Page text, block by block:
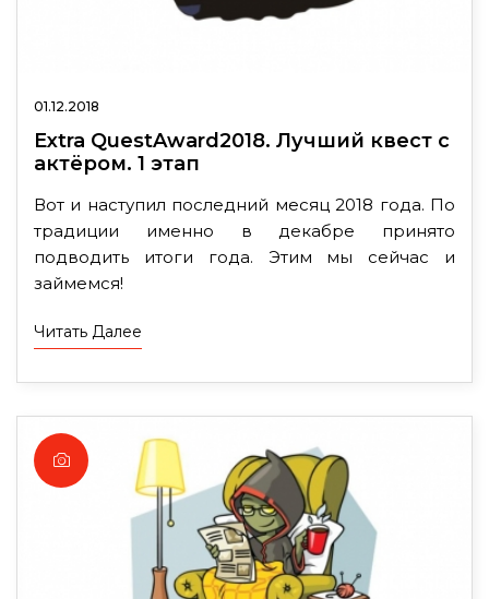
01.12.2018
Extra QuestAward2018. Лучший квест с
актёром. 1 этап
Вот и наступил последний месяц 2018 года. По
традиции именно в декабре принято
подводить итоги года. Этим мы сейчас и
займемся!
Читать Далее